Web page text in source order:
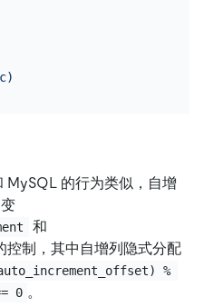
MySQL 的行为类似，自增
和
控制，其中自增列隐式分配
%
0 。